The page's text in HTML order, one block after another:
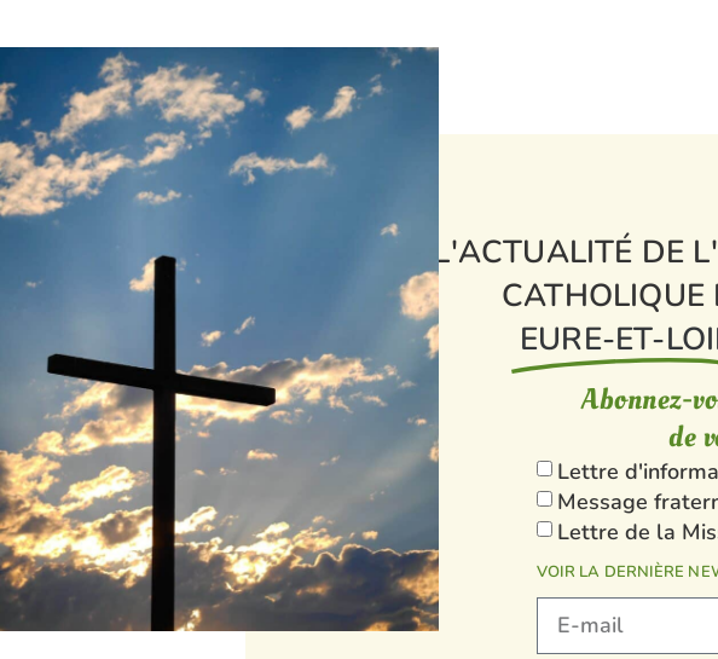
L'ACTUALITÉ DE
CATHOLIQUE
EURE-ET-
Abonnez-
de
Lettre
Message
Lettre de la
VOIR LA DERNIÈRE